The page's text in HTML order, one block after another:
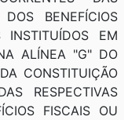
BENEFÍCIOS
INSTITUÍDOS EM
ALÍNEA "G" DO
CONSTITUIÇÃO
RESPECTIVAS
FISCAIS OU